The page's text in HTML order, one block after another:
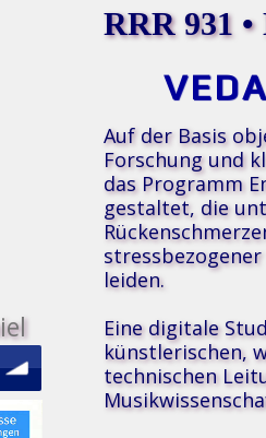
Resonanz Therapie Musik ®
RRR 931 •
VEDA
Auf der Basis
Forschung und
das Programm
gestaltet, die
leiden.
Eine digitale
künstlerischen,
technischen